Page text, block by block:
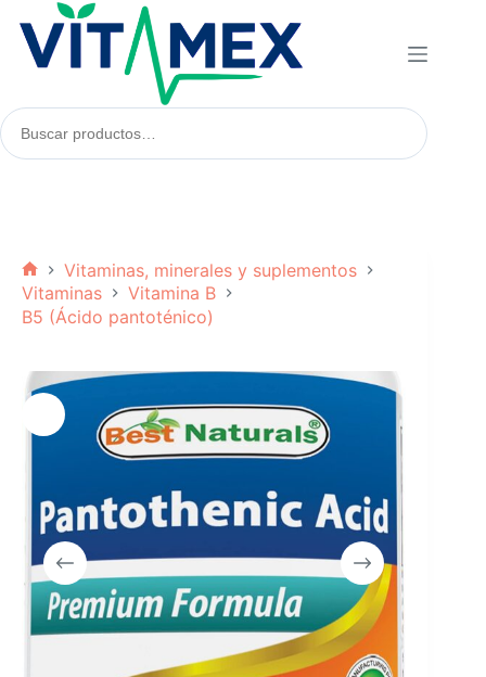
contenido
Buscar
productos:
Inicio
Vitaminas, minerales y suplementos
Vitaminas
Vitamina B
B5 (Ácido pantoténico)